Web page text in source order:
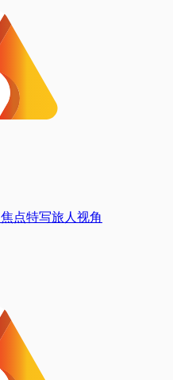
焦点特写旅人视角